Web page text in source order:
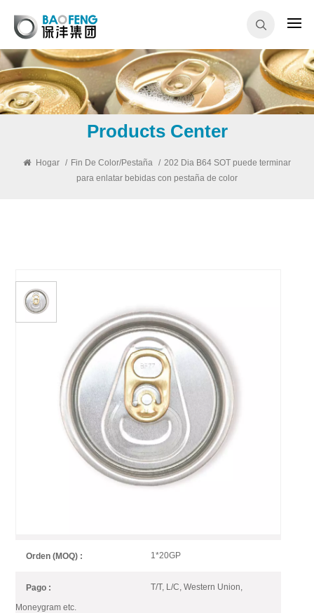
Products Center
Hogar / Fin De Color/pestaña / 202 Dia B64 SOT puede terminar
para enlatar bebidas con pestaña de color
202 Dia B64 SOT Puede
Terminar Para Enlatar Bebidas
Con Pestaña De Color
Las lengüetas de colores son otra forma de agregar puntos sutiles de
diferenciación a su bebida mientras mantienen una apariencia limpia.
Orden (MOQ) : 1*20GP
Pago : T/T, L/C, Western Union,
Moneygram etc.